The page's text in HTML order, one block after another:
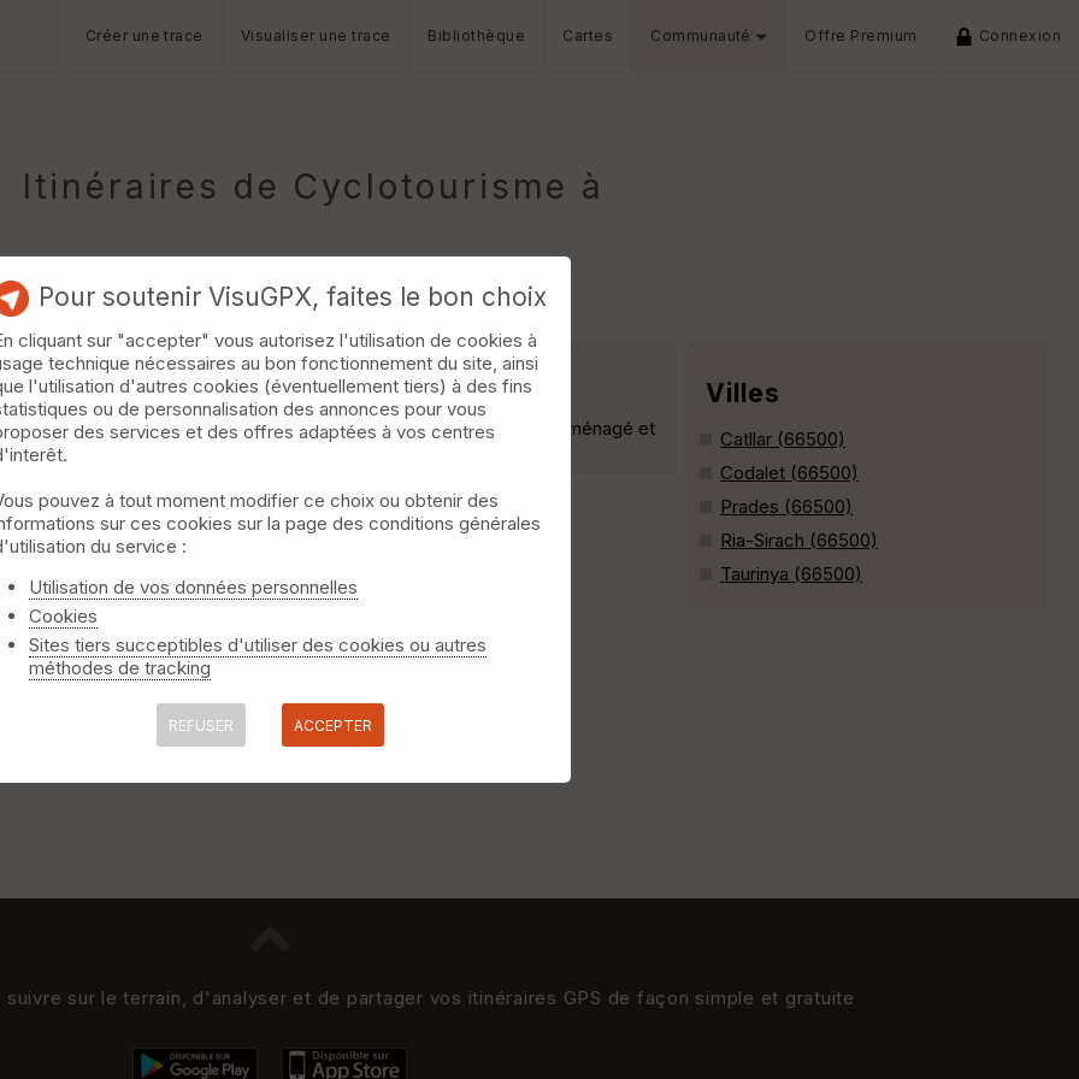
Créer une trace Visualiser une trace Bibliothèque Cartes Communauté Offre Premium Connexion
Itinéraires de Cyclotourisme à
cotes - encore bien transpiré - pendant l'exercice le genou a été ménagé et
Villes
Catllar (66500)
Codalet (66500)
Prades (66500)
Ria-Sirach (66500)
Taurinya (66500)
sur le terrain, d'analyser et de partager vos itinéraires GPS de façon simple et gratuite
Pour soutenir VisuGPX, faites le bon choix
cliquant sur "accepter" vous autorisez l'utilisation de cookies à
technique nécessaires au bon fonctionnement du site, ainsi
l'utilisation d'autres cookies (éventuellement tiers) à des fins
ou de personnalisation des annonces pour vous
des services et des offres adaptées à vos centres
pouvez à tout moment modifier ce choix ou obtenir des
sur ces cookies sur la page des conditions générales
du service :
Utilisation de vos données personnelles
Cookies
Sites tiers succeptibles d'utiliser des cookies ou autres
méthodes de tracking
REFUSER ACCEPTER